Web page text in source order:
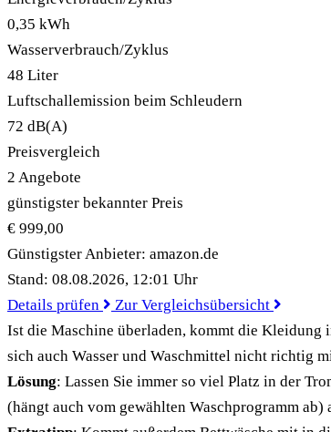
0,35 kWh
Wasserverbrauch/Zyklus
48 Liter
Luftschallemission beim Schleudern
72 dB(A)
Preisvergleich
2 Angebote
günstigster bekannter Preis
€ 999,00
Günstigster Anbieter: amazon.de
Stand: 08.08.2026, 12:01 Uhr
Details prüfen
Zur Vergleichsübersicht
Ist die Maschine überladen, kommt die Kleidung
sich auch Wasser und Waschmittel nicht richtig
Lösung: Lassen Sie immer so viel Platz in der
(hängt auch vom gewählten Waschprogramm ab)